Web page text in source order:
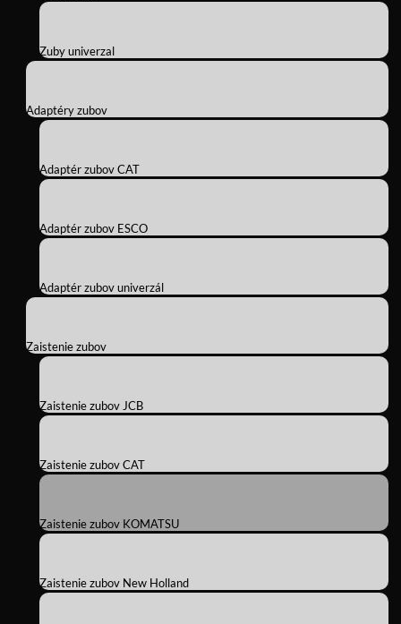
Zuby univerzal
Adaptéry zubov
Adaptér zubov CAT
Adaptér zubov ESCO
Adaptér zubov univerzál
Zaistenie zubov
Zaistenie zubov JCB
Zaistenie zubov CAT
Zaistenie zubov KOMATSU
Zaistenie zubov New Holland